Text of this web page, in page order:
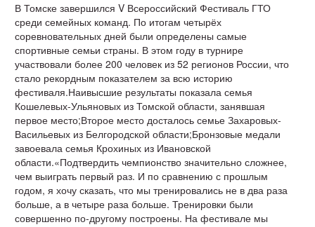
В Томске завершился V Всероссийский Фестиваль ГТО
среди семейных команд. По итогам четырёх
соревновательных дней были определены самые
спортивные семьи страны. В этом году в турнире
участвовали более 200 человек из 52 регионов России, что
стало рекордным показателем за всю историю
фестиваля.Наивысшие результаты показала семья
Кошелевых-Ульяновых из Томской области, занявшая
первое место;Второе место досталось семье Захаровых-
Васильевых из Белгородской области;Бронзовые медали
завоевала семья Крохиных из Ивановской
области.«Подтвердить чемпионство значительно сложнее,
чем выиграть первый раз. И по сравнению с прошлым
годом, я хочу сказать, что мы тренировались не в два раза
больше, а в четыре раза больше. Тренировки были
совершенно по-другому построены. На фестивале мы